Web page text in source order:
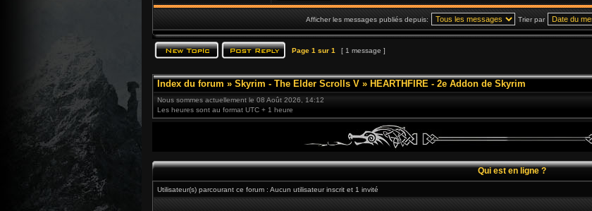
Afficher les messages publiés depuis: Trier par
Page 1 sur 1 [ 1 message ]
Index du forum » Skyrim - The Elder Scrolls V » HEARTHFIRE - 2e Addon de Skyrim
Nous sommes actuellement le 08 Août 2026, 14:12
Les heures sont au format UTC + 1 heure
Qui est en ligne ?
Utilisateur(s) parcourant ce forum : Aucun utilisateur inscrit et 1 invité